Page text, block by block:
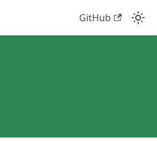
GitHub